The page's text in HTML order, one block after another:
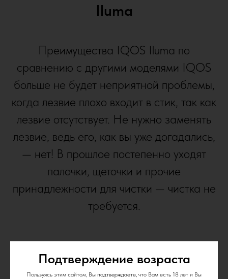
Подтверждение возраста
Пользуясь этим сайтом, Вы подтверждаете, что Вам есть 18 лет и Вы
Iluma
Преимущества IQOS Iluma по
сравнению с другими моделями IQOS
больше не будет неприятной проблемы,
когда лезвие плохо входит в стик, так как
лезвие отсутствует. Не нужно заменять
лезвие, ведь его, как вы уже догадались,
— нет! В прошлое постепенно уходят
палочки, щеточки и прочие
принадлежности для чистки — чистка не
требуется.